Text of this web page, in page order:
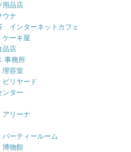
用品店
ナ
インターネットカフェ
ーキ屋
品店
事務所
容室
リヤード
ンター
リーナ
ーティールーム
物館